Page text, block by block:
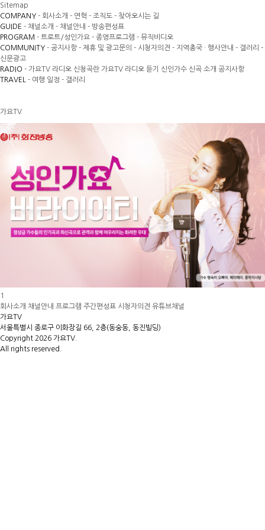
Sitemap
COMPANY - 회사소개 - 연혁 - 조직도 - 찾아오시는 길
GUIDE - 채널소개 - 채널안내 - 방송편성표
PROGRAM - 트로트/성인가요 - 종영프로그램 - 뮤직비디오
COMMUNITY - 공지사항 - 제휴 및 광고문의 - 시청자의견 - 지역총국 · 행사안내 - 갤러리 -
신문광고
RADIO - 가요TV 라디오 신청곡란 가요TV 라디오 듣기 신인가수 신곡 소개 공지사항
TRAVEL
- 여행 일정 - 갤러리
가요TV
1
회사소개 채널안내 프로그램 주간편성표 시청자의견 유튜브채널
가요TV
서울특별시 종로구 이화장길 66, 2층(동숭동, 동진빌딩)
Copyright 2026 가요TV.
All rights reserved.